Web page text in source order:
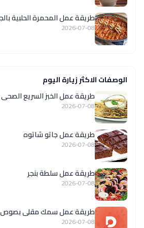
طريقة عمل المحمرة الحلبية
2026-07-08
الوصفات الاكثر زيارة اليوم
طريقة عمل الخبز السريع الصحى
2026-07-08
طريقة عمل جاتو شاتوه
2026-07-08
طريقة عمل سلطة بنجر
2026-07-08
طريقة عمل سمك مقلى بصوص
2026-07-08